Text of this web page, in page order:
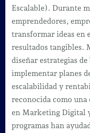
Escalable). Durante
emprendedores,
transformar ideas en
resultados tangibles.
diseñar estrategias
implementar planes
escalabilidad y
reconocida como una
en Marketing Digital
programas han